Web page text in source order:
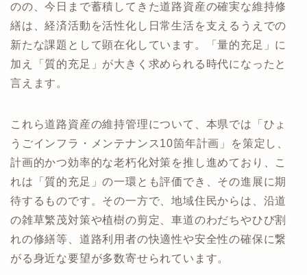
のの、今日まで蓄積してきた道路資産の確実な維持修
繕は、経済活動を活性化し日常生活を支えるうえでの
新たな課題として顕在化しています。「量的充足」に
加え「質的充足」が大きく求められる時代になったと
言えます。
これら道路資産の維持管理について、本県では「ひょ
うごインフラ・メンテナンス10箇年計画」を策定し、
計画的かつ効率的な老朽化対策を推し進めており、こ
れは「質的充足」の一環とも評価でき、その進展に期
待するものです。その一方で、地域住民からは、沿道
の雑草繁茂対策や植樹の剪定、車道のわだちやひび割
れの修繕等、道路利用者の快適性や安全性の確保に繋
がる身近な要望が多数寄せられています。